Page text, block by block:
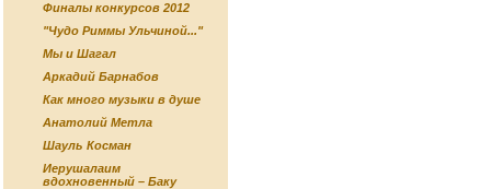
Финалы конкурсов 2012
"Чудо Риммы Ульчиной..."
Мы и Шагал
Аркадий Барнабов
Как много музыки в душе
Анатолий Метла
Шауль Косман
Иерушалаим
вдохновенный – Баку